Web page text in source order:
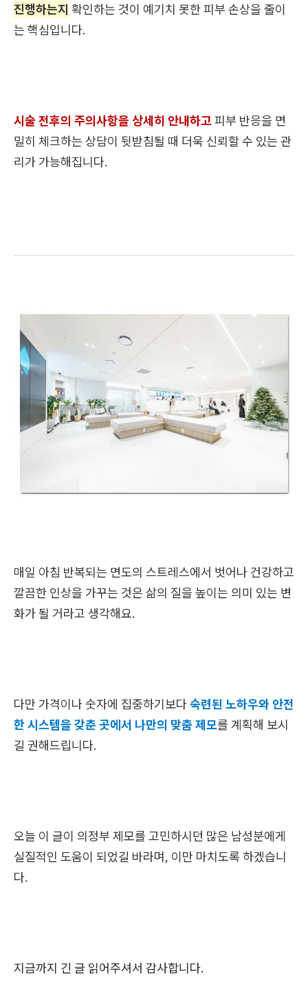
진행하는지 확인하는 것이 예기치 못한 피부 손상을 줄이
는 핵심입니다.
시술 전후의 주의사항을 상세히 안내하고피부 반응을 면
밀히 체크하는 상담이 뒷받침될 때 더욱 신뢰할 수 있는 관
리가 가능해집니다.
매일 아침 반복되는 면도의 스트레스에서 벗어나 건강하고
깔끔한 인상을 가꾸는 것은 삶의 질을 높이는 의미 있는 변
화가 될 거라고 생각해요.
다만 가격이나 숫자에 집중하기보다숙련된 노하우와 안전
한 시스템을 갖춘 곳에서 나만의 맞춤 제모를 계획해 보시
길 권해드립니다.
오늘 이 글이 의정부 제모를 고민하시던 많은 남성분에게
실질적인 도움이 되었길 바라며, 이만 마치도록 하겠습니
다.
지금까지 긴 글 읽어주셔서 감사합니다.